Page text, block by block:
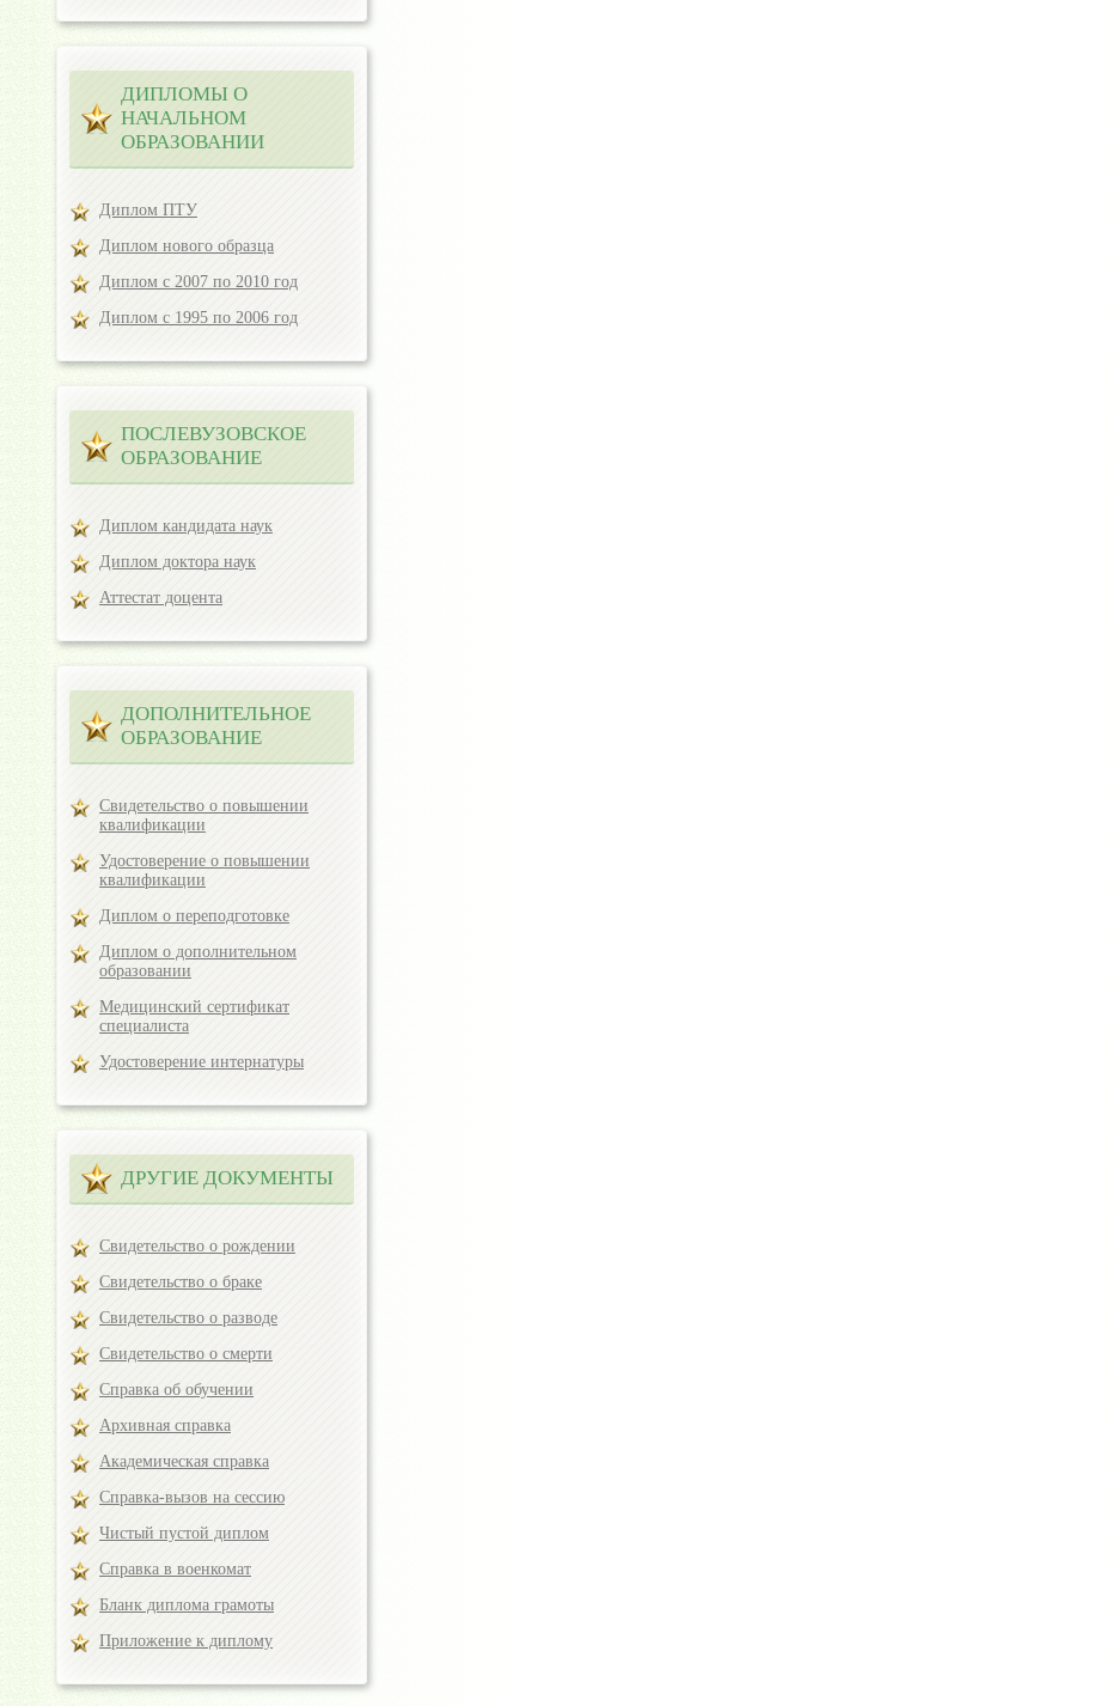
ДИПЛОМЫ О
НАЧАЛЬНОМ
ОБРАЗОВАНИИ
Диплом ПТУ
Диплом нового образца
Диплом с 2007 по 2010 год
Диплом с 1995 по 2006 год
ПОСЛЕВУЗОВСКОЕ
ОБРАЗОВАНИЕ
Диплом кандидата наук
Диплом доктора наук
Аттестат доцента
ДОПОЛНИТЕЛЬНОЕ
ОБРАЗОВАНИЕ
Свидетельство о повышении
квалификации
Удостоверение о повышении
квалификации
Диплом о переподготовке
Диплом о дополнительном
образовании
Медицинский сертификат
специалиста
Удостоверение интернатуры
ДРУГИЕ ДОКУМЕНТЫ
Свидетельство о рождении
Свидетельство о браке
Свидетельство о разводе
Свидетельство о смерти
Справка об обучении
Архивная справка
Академическая справка
Справка-вызов на сессию
Чистый пустой диплом
Справка в военкомат
Бланк диплома грамоты
Приложение к диплому